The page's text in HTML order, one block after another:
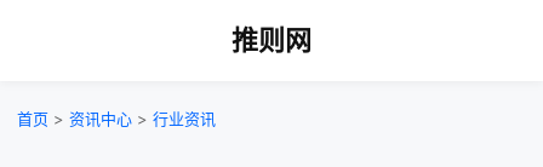
推则网
首页 > 资讯中心 > 行业资讯